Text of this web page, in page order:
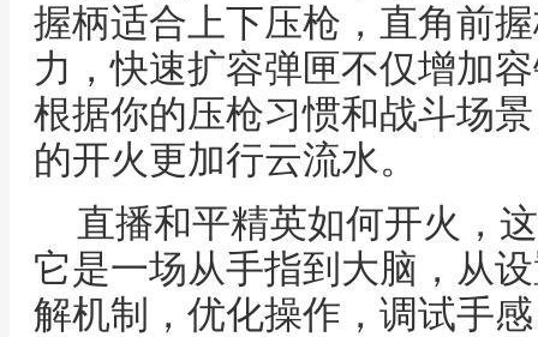
握柄适合上下压枪，直角前
力，快速扩容弹匣不仅增加
根据你的压枪习惯和战斗场
的开火更加行云流水。
直播和平精英如何开火，
它是一场从手指到大脑，从
解机制，优化操作，调试手